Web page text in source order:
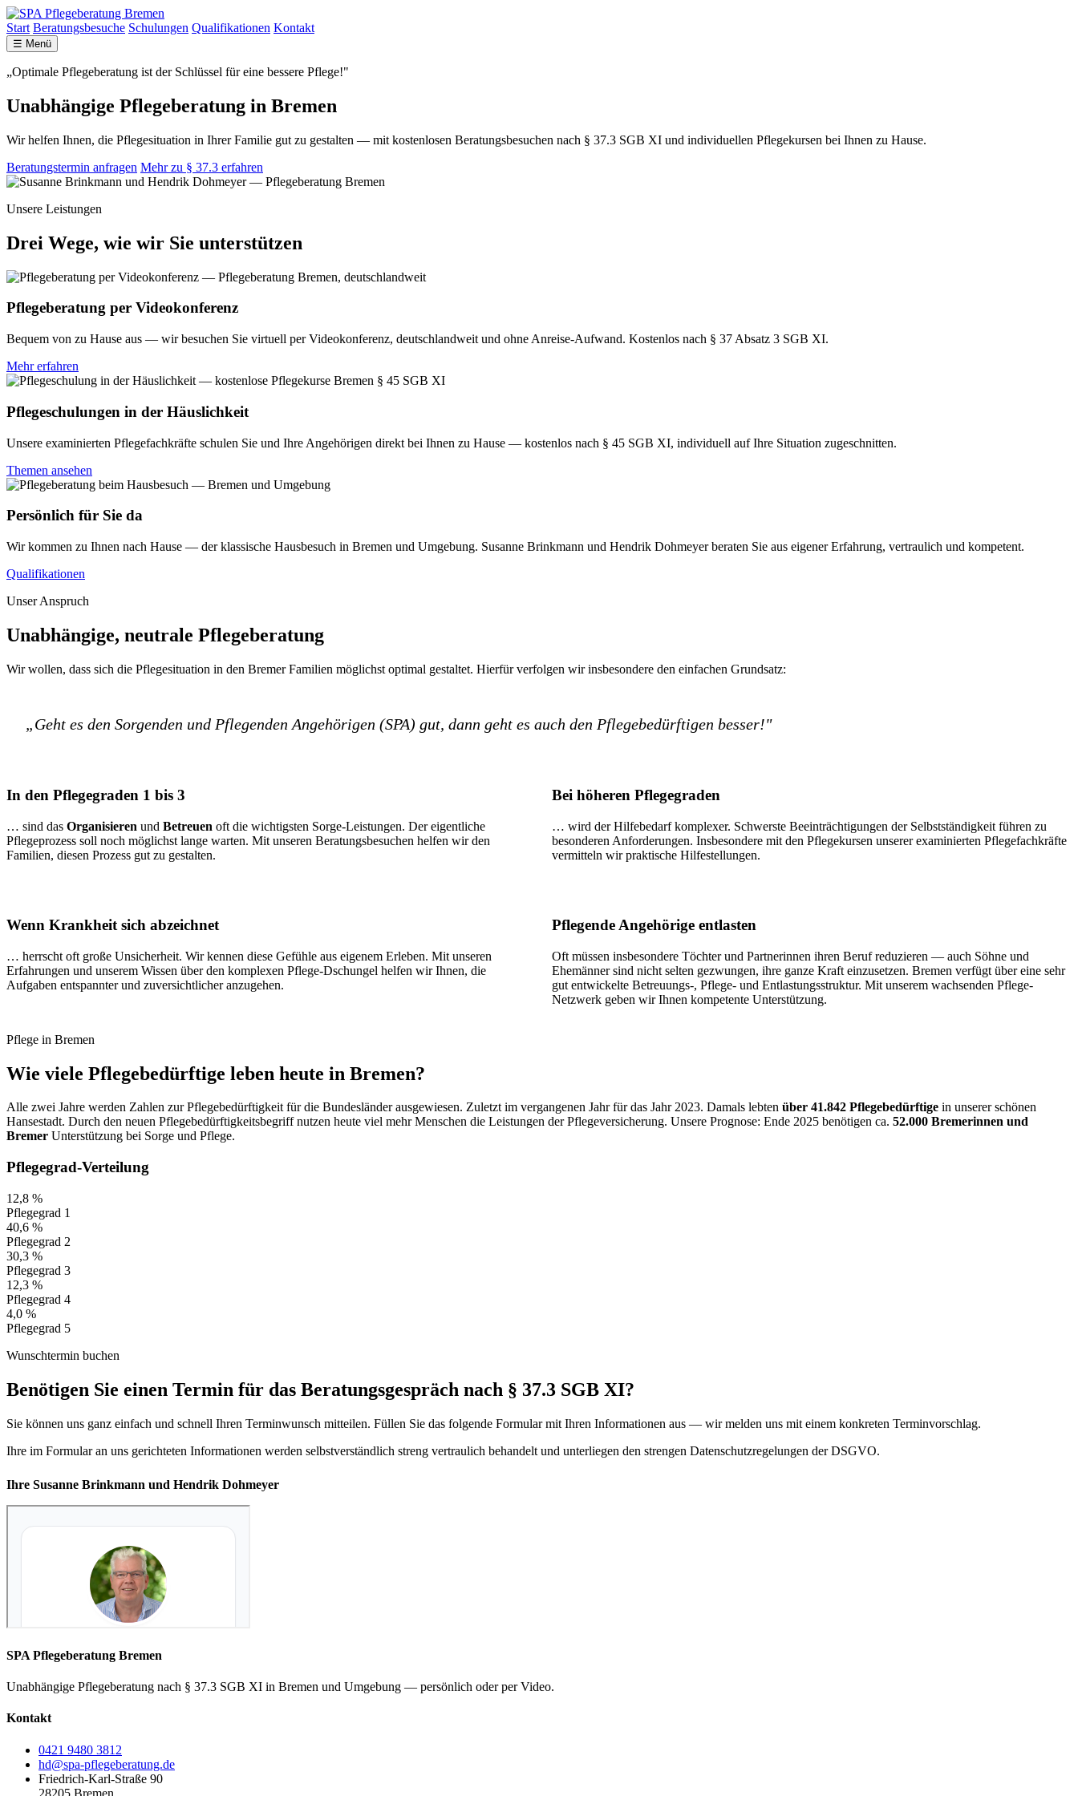
Start Beratungsbesuche Schulungen Qualifikationen Kontakt
☰ Menü
„Optimale Pflegeberatung ist der Schlüssel für eine bessere Pflege!"
Unabhängige Pflegeberatung in Bremen
Wir helfen Ihnen, die Pflegesituation in Ihrer Familie gut zu gestalten — mit kostenlosen Beratungsbesuchen nach § 37.3 SGB XI und individuellen Pflegekursen bei Ihnen zu Hause.
Beratungstermin anfragen Mehr zu § 37.3 erfahren
Unsere Leistungen
Drei Wege, wie wir Sie unterstützen
Pflegeberatung per Videokonferenz
Bequem von zu Hause aus — wir besuchen Sie virtuell per Videokonferenz, deutschlandweit und ohne Anreise-Aufwand. Kostenlos nach § 37 Absatz 3 SGB XI.
Mehr erfahren
Pflegeschulungen in der Häuslichkeit
Unsere examinierten Pflegefachkräfte schulen Sie und Ihre Angehörigen direkt bei Ihnen zu Hause — kostenlos nach § 45 SGB XI, individuell auf Ihre Situation zugeschnitten.
Themen ansehen
Persönlich für Sie da
Wir kommen zu Ihnen nach Hause — der klassische Hausbesuch in Bremen und Umgebung. Susanne Brinkmann und Hendrik Dohmeyer beraten Sie aus eigener Erfahrung, vertraulich und kompetent.
Qualifikationen
Unser Anspruch
Unabhängige, neutrale Pflegeberatung
Wir wollen, dass sich die Pflegesituation in den Bremer Familien möglichst optimal gestaltet. Hierfür verfolgen wir insbesondere den einfachen Grundsatz:
„Geht es den Sorgenden und Pflegenden Angehörigen (SPA) gut, dann geht es auch den Pflegebedürftigen besser!"
In den Pflegegraden 1 bis 3
… sind das Organisieren und Betreuen oft die wichtigsten Sorge-Leistungen. Der eigentliche
Pflegeprozess soll noch möglichst lange warten. Mit unseren Beratungsbesuchen helfen wir den
Familien, diesen Prozess gut zu gestalten.
Bei höheren Pflegegraden
… wird der Hilfebedarf komplexer. Schwerste Beeinträchtigungen der Selbstständigkeit führen zu
besonderen Anforderungen. Insbesondere mit den Pflegekursen unserer examinierten Pflegefachkräfte
vermitteln wir praktische Hilfestellungen.
Wenn Krankheit sich abzeichnet
… herrscht oft große Unsicherheit. Wir kennen diese Gefühle aus eigenem Erleben. Mit unseren
Erfahrungen und unserem Wissen über den komplexen Pflege-Dschungel helfen wir Ihnen, die
Aufgaben entspannter und zuversichtlicher anzugehen.
Pflegende Angehörige entlasten
Oft müssen insbesondere Töchter und Partnerinnen ihren Beruf reduzieren — auch Söhne und
Ehemänner sind nicht selten gezwungen, ihre ganze Kraft einzusetzen. Bremen verfügt über eine sehr
gut entwickelte Betreuungs-, Pflege- und Entlastungsstruktur. Mit unserem wachsenden Pflege-
Netzwerk geben wir Ihnen kompetente Unterstützung.
Pflege in Bremen
Wie viele Pflegebedürftige leben heute in Bremen?
Alle zwei Jahre werden Zahlen zur Pflegebedürftigkeit für die Bundesländer ausgewiesen. Zuletzt im vergangenen Jahr für das Jahr 2023. Damals lebten über 41.842 Pflegebedürftige in unserer schönen
Hansestadt. Durch den neuen Pflegebedürftigkeitsbegriff nutzen heute viel mehr Menschen die Leistungen der Pflegeversicherung. Unsere Prognose: Ende 2025 benötigen ca. 52.000 Bremerinnen und
Bremer Unterstützung bei Sorge und Pflege.
Pflegegrad-Verteilung
12,8 %
Pflegegrad 1
40,6 %
Pflegegrad 2
30,3 %
Pflegegrad 3
12,3 %
Pflegegrad 4
4,0 %
Pflegegrad 5
Wunschtermin buchen
Benötigen Sie einen Termin für das Beratungsgespräch nach § 37.3 SGB XI?
Sie können uns ganz einfach und schnell Ihren Terminwunsch mitteilen. Füllen Sie das folgende Formular mit Ihren Informationen aus — wir melden uns mit einem konkreten Terminvorschlag.
Ihre im Formular an uns gerichteten Informationen werden selbstverständlich streng vertraulich behandelt und unterliegen den strengen Datenschutzregelungen der DSGVO.
Ihre Susanne Brinkmann und Hendrik Dohmeyer
SPA Pflegeberatung Bremen
Unabhängige Pflegeberatung nach § 37.3 SGB XI in Bremen und Umgebung — persönlich oder per Video.
Kontakt
0421 9480 3812
hd@spa-pflegeberatung.de
Friedrich-Karl-Straße 90
28205 Bremen